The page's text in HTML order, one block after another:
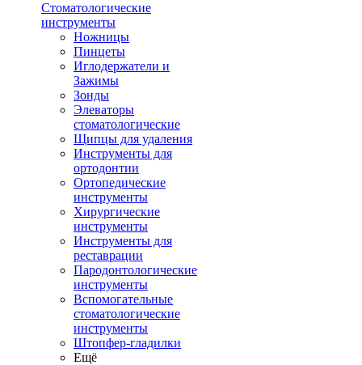
Стоматологические
инструменты
Ножницы
Пинцеты
Иглодержатели и
Зажимы
Зонды
Элеваторы
стоматологические
Щипцы для удаления
Инструменты для
ортодонтии
Ортопедические
инструменты
Хирургические
инструменты
Инструменты для
реставрации
Пародонтологические
инструменты
Вспомогательные
стоматологические
инструменты
Штопфер-гладилки
Ещё